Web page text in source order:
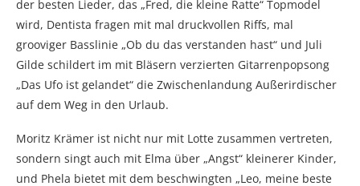
der besten Lieder, das „Fred, die kleine Ratte“ Topmodel
wird, Dentista fragen mit mal druckvollen Riffs, mal
grooviger Basslinie „Ob du das verstanden hast“ und Juli
Gilde schildert im mit Bläsern verzierten Gitarrenpopsong
„Das Ufo ist gelandet“ die Zwischenlandung Außerirdischer
auf dem Weg in den Urlaub.
Moritz Krämer ist nicht nur mit Lotte zusammen vertreten,
sondern singt auch mit Elma über „Angst“ kleinerer Kinder,
und Phela bietet mit dem beschwingten „Leo, meine beste